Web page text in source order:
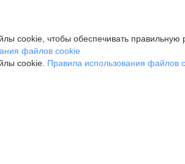
cookie, чтобы обеспечивать правильную
файлов cookie
cookie. Правила использования файлов